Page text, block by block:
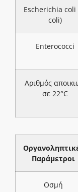
Escherichia coli
coli)
Enterococci
Αριθμός
σε 22°C
Παράμετροι
Οσμή